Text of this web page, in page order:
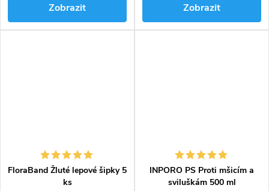
Zobrazit Zobrazit
FloraBand Žluté lepové šipky 5
ks
INPORO PS Proti mšicím a
sviluškám 500 ml